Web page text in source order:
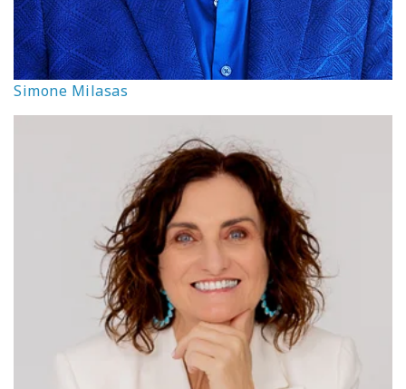
Simone Milasas